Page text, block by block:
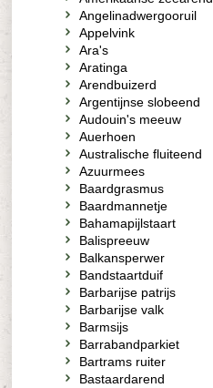
Angelinadwergooruil
Appelvink
Ara's
Aratinga
Arendbuizerd
Argentijnse slobeend
Audouin's meeuw
Auerhoen
Australische fluiteend
Azuurmees
Baardgrasmus
Baardmannetje
Bahamapijlstaart
Balispreeuw
Balkansperwer
Bandstaartduif
Barbarijse patrijs
Barbarijse valk
Barmsijs
Barrabandparkiet
Bartrams ruiter
Bastaardarend